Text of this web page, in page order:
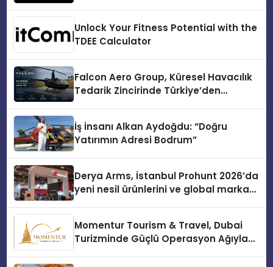
Unlock Your Fitness Potential with the
TDEE Calculator
Falcon Aero Group, Küresel Havacılık
Tedarik Zincirinde Türkiye’den
İş İnsanı Alkan Aydoğdu: “Doğru
Yatırımın Adresi Bodrum”
Derya Arms, İstanbul Prohunt 2026’da
yeni nesil ürünlerini ve global marka
Momentur Tourism & Travel, Dubai
Turizminde Güçlü Operasyon Ağıyla